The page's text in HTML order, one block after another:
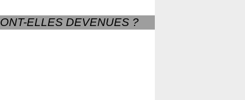
ELLES DEVENUES ?